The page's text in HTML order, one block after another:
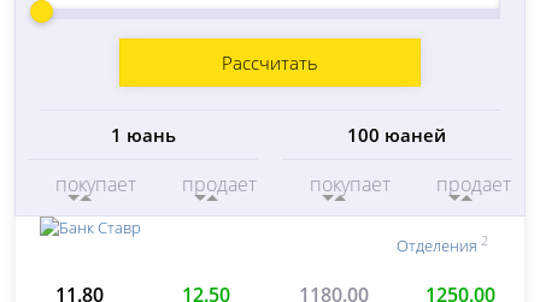
Рассчитать
1 юань
покупает продает
100 юаней
покупает продает
Отделения 2
11.80 12.50 1180.00 1250.00